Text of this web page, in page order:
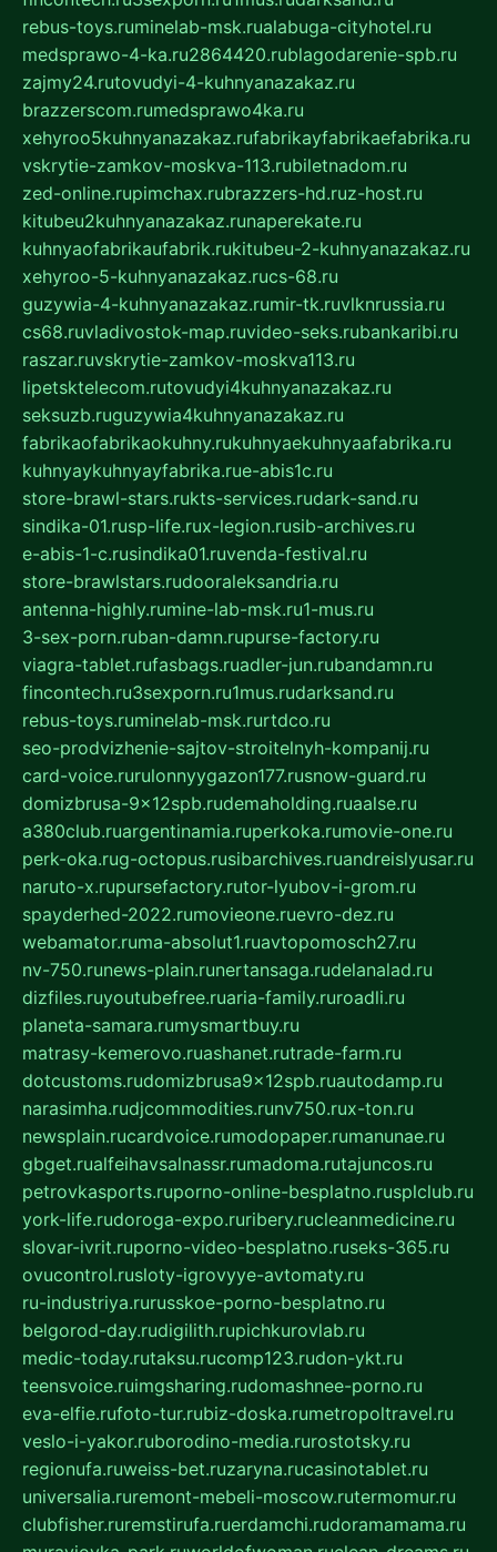
rebus-toys.ruminelab-msk.rualabuga-cityhotel.ru
medsprawo-4-ka.ru2864420.rublagodarenie-spb.ru
zajmy24.rutovudyi-4-kuhnyanazakaz.ru
brazzerscom.rumedsprawo4ka.ru
xehyroo5kuhnyanazakaz.rufabrikayfabrikaefabrika.ru
vskrytie-zamkov-moskva-113.rubiletnadom.ru
zed-online.rupimchax.rubrazzers-hd.ruz-host.ru
kitubeu2kuhnyanazakaz.runaperekate.ru
kuhnyaofabrikaufabrik.rukitubeu-2-kuhnyanazakaz.ru
xehyroo-5-kuhnyanazakaz.rucs-68.ru
guzywia-4-kuhnyanazakaz.rumir-tk.ruvlknrussia.ru
cs68.ruvladivostok-map.ruvideo-seks.rubankaribi.ru
raszar.ruvskrytie-zamkov-moskva113.ru
lipetsktelecom.rutovudyi4kuhnyanazakaz.ru
seksuzb.ruguzywia4kuhnyanazakaz.ru
fabrikaofabrikaokuhny.rukuhnyaekuhnyaafabrika.ru
kuhnyaykuhnyayfabrika.rue-abis1c.ru
store-brawl-stars.rukts-services.rudark-sand.ru
sindika-01.rusp-life.rux-legion.rusib-archives.ru
e-abis-1-c.rusindika01.ruvenda-festival.ru
store-brawlstars.rudooraleksandria.ru
antenna-highly.rumine-lab-msk.ru1-mus.ru
3-sex-porn.ruban-damn.rupurse-factory.ru
viagra-tablet.rufasbags.ruadler-jun.rubandamn.ru
fincontech.ru3sexporn.ru1mus.rudarksand.ru
rebus-toys.ruminelab-msk.rurtdco.ru
seo-prodvizhenie-sajtov-stroitelnyh-kompanij.ru
card-voice.rurulonnyygazon177.rusnow-guard.ru
domizbrusa-9x12spb.rudemaholding.ruaalse.ru
a380club.ruargentinamia.ruperkoka.rumovie-one.ru
perk-oka.rug-octopus.rusibarchives.ruandreislyusar.ru
naruto-x.rupursefactory.rutor-lyubov-i-grom.ru
spayderhed-2022.rumovieone.ruevro-dez.ru
webamator.ruma-absolut1.ruavtopomosch27.ru
nv-750.runews-plain.runertansaga.rudelanalad.ru
dizfiles.ruyoutubefree.ruaria-family.ruroadli.ru
planeta-samara.rumysmartbuy.ru
matrasy-kemerovo.ruashanet.rutrade-farm.ru
dotcustoms.rudomizbrusa9x12spb.ruautodamp.ru
narasimha.rudjcommodities.runv750.rux-ton.ru
newsplain.rucardvoice.rumodopaper.rumanunae.ru
gbget.rualfeihavsalnassr.rumadoma.rutajuncos.ru
petrovkasports.ruporno-online-besplatno.rusplclub.ru
york-life.rudoroga-expo.ruribery.rucleanmedicine.ru
slovar-ivrit.ruporno-video-besplatno.ruseks-365.ru
ovucontrol.rusloty-igrovyye-avtomaty.ru
ru-industriya.rurusskoe-porno-besplatno.ru
belgorod-day.rudigilith.rupichkurovlab.ru
medic-today.rutaksu.rucomp123.rudon-ykt.ru
teensvoice.ruimgsharing.rudomashnee-porno.ru
eva-elfie.rufoto-tur.rubiz-doska.rumetropoltravel.ru
veslo-i-yakor.ruborodino-media.rurostotsky.ru
regionufa.ruweiss-bet.ruzaryna.rucasinotablet.ru
universalia.ruremont-mebeli-moscow.rutermomur.ru
clubfisher.ruremstirufa.ruerdamchi.rudoramamama.ru